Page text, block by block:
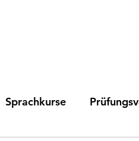
Sprachkurse